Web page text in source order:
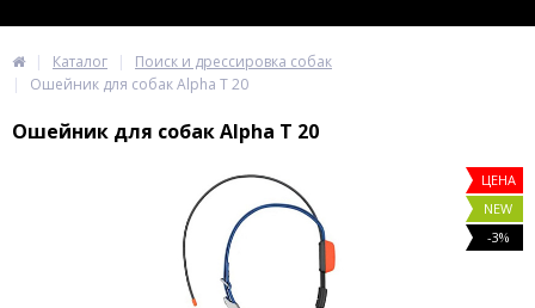
Каталог
Поиск и дрессировка собак
Ошейник для собак Alpha T 20
Ошейник для собак Alpha T 20
ЦЕНА
NEW
-3%